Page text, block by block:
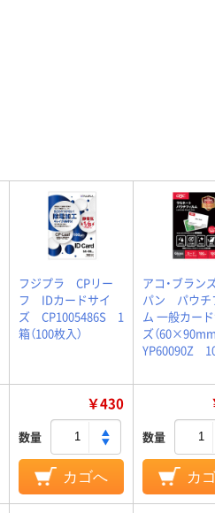
フジプラ CPリー
フ IDカードサイ
ズ CP1005486S 1
箱（100枚入）
アコ・ブラン
パン パウチ
ム 一般カー
ズ（
YP60090Z
￥430
数量
カゴへ
数量
カ